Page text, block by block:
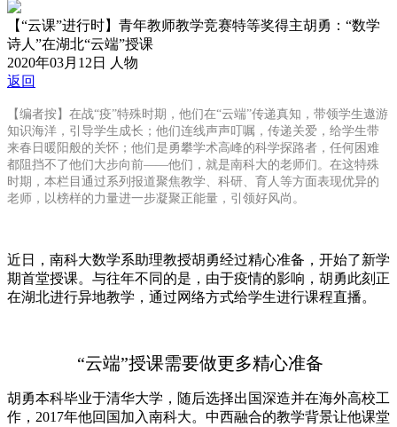
【“云课”进行时】青年教师教学竞赛特等奖得主胡勇：“数学
诗人”在湖北“云端”授课
2020年03月12日
人物
返回
【编者按】在战“疫”特殊时期，他们在“云端”传递真知，带领学生遨游
知识海洋，引导学生成长；他们连线声声叮嘱，传递关爱，给学生带
来春日暖阳般的关怀；他们是勇攀学术高峰的科学探路者，任何困难
都阻挡不了他们大步向前——他们，就是南科大的老师们。在这特殊
时期，本栏目通过系列报道聚焦教学、科研、育人等方面表现优异的
老师，以榜样的力量进一步凝聚正能量，引领好风尚。
近日，南科大数学系助理教授胡勇经过精心准备，开始了新学
期首堂授课。与往年不同的是，由于疫情的影响，胡勇此刻正
在湖北进行异地教学，通过网络方式给学生进行课程直播。
“云端”授课需要做更多精心准备
胡勇本科毕业于清华大学，随后选择出国深造并在海外高校工
作，2017年他回国加入南科大。中西融合的教学背景让他课堂